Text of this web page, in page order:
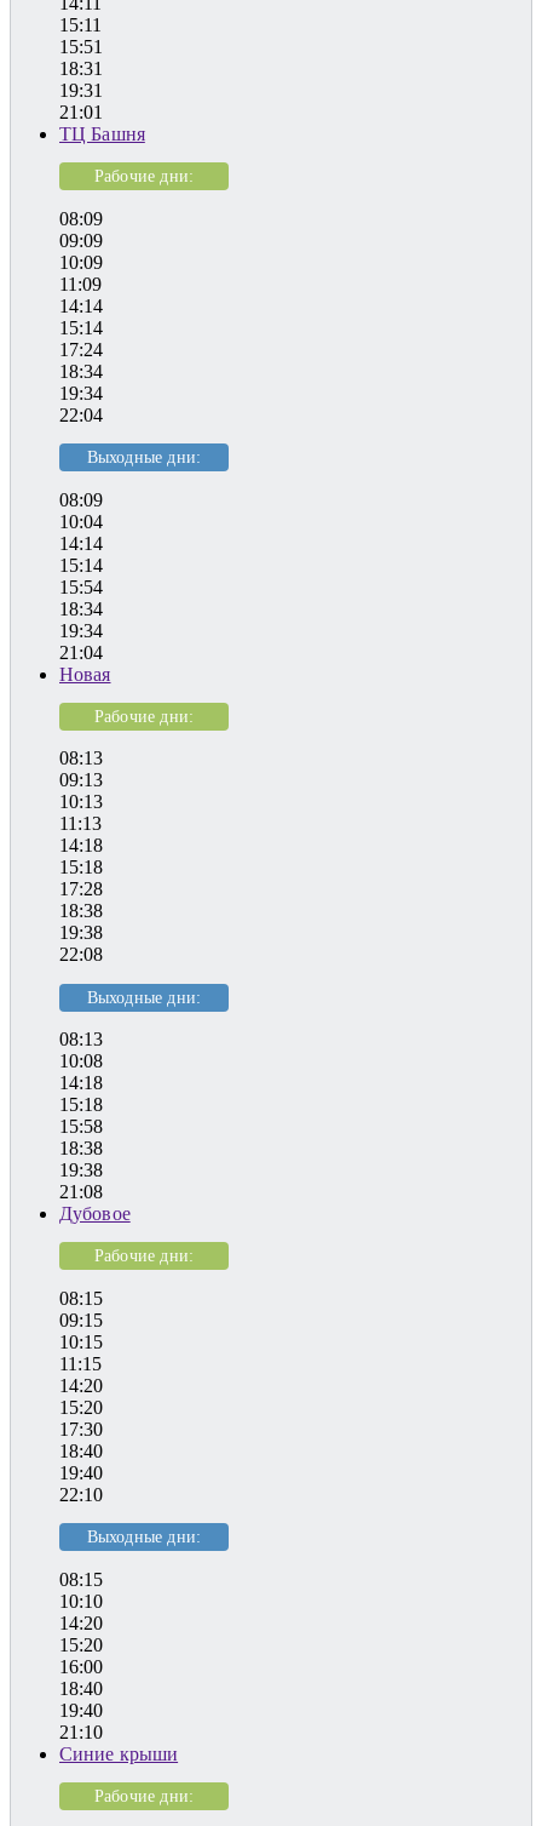
15:11
15:51
18:31
19:31
21:01
ТЦ Башня
Рабочие дни:
08:09
09:09
10:09
11:09
14:14
15:14
17:24
18:34
19:34
22:04
Выходные дни:
08:09
10:04
14:14
15:14
15:54
18:34
19:34
21:04
Новая
Рабочие дни:
08:13
09:13
10:13
11:13
14:18
15:18
17:28
18:38
19:38
22:08
Выходные дни:
08:13
10:08
14:18
15:18
15:58
18:38
19:38
21:08
Дубовое
Рабочие дни:
08:15
09:15
10:15
11:15
14:20
15:20
17:30
18:40
19:40
22:10
Выходные дни:
08:15
10:10
14:20
15:20
16:00
18:40
19:40
21:10
Синие крыши
Рабочие дни: